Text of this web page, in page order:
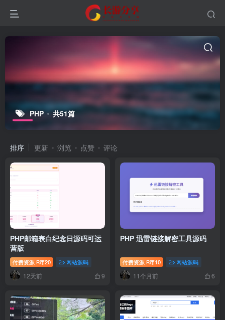
PHP 共51篇
排序 更新 浏览 点赞 评论
PHP邮箱表白纪念日源码可运
营版
付费资源 R币20 网站源码
12天前 9
PHP 迅雷链接解密工具源码
付费资源 R币10 网站源码
11个月前 6